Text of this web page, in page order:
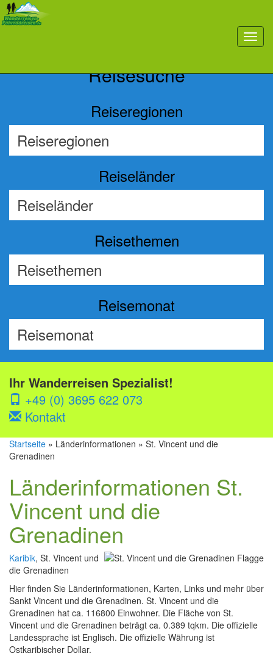
toggle
Reisesuche
Reiseregionen
Reiseländer
Reisethemen
Reisemonat
Ihr Wanderreisen Spezialist!
+49 (0) 3695 622 073
Kontakt
Startseite » Länderinformationen » St. Vincent und die
Grenadinen
Länderinformationen St.
Vincent und die
Grenadinen
Karibik, St. Vincent und
die Grenadinen
Hier finden Sie Länderinformationen, Karten, Links und mehr über
Sankt Vincent und die Grenadinen. St. Vincent und die
Grenadinen hat ca. 116800 Einwohner. Die Fläche von St.
Vincent und die Grenadinen beträgt ca. 0.389 tqkm. Die offizielle
Landessprache ist Englisch. Die offizielle Währung ist
Ostkaribischer Dollar.